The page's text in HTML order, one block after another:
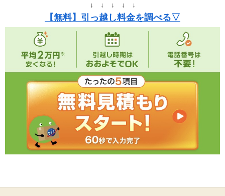
↓ ↓ ↓ ↓ ↓
【無料】引っ越し料金を調べる▽